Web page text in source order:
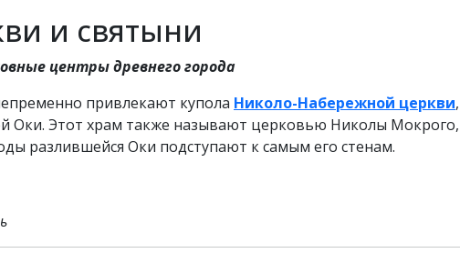
и святыни
центры древнего города
привлекают купола Николо-Набережной церкви,
Оки. Этот храм также называют церковью Николы
разлившейся Оки подступают к самым его стенам.